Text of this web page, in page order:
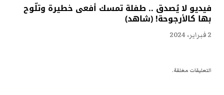
فيديو لا يُصدق .. طفلة تمسك أفعى خطيرة وتلّوح
بها كالأرجوحة! (شاهد)
2 فبراير، 2024
التعليقات مغلقة.